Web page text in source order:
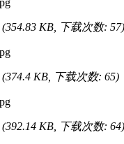
(354.83 KB, 下载次数: 57)
(374.4 KB, 下载次数: 65)
(392.14 KB, 下载次数: 64)